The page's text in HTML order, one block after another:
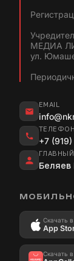
МЕДИА
ул.
EMAIL
ТЕЛЕФОН
+7
Беляев
Скачать в
App
Скачать в